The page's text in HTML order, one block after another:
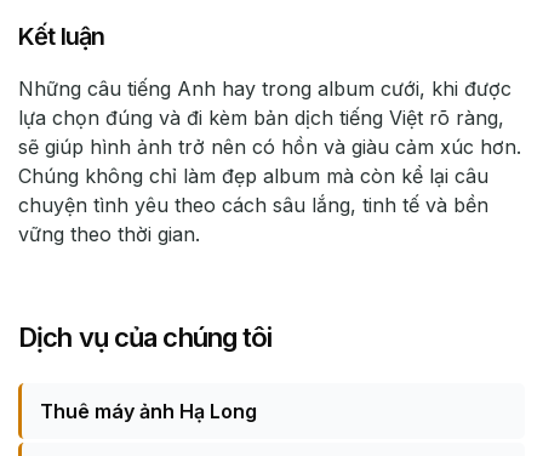
Kết luận
Những câu tiếng Anh hay trong album cưới, khi được
lựa chọn đúng và đi kèm bản dịch tiếng Việt rõ ràng,
sẽ giúp hình ảnh trở nên có hồn và giàu cảm xúc hơn.
Chúng không chỉ làm đẹp album mà còn kể lại câu
chuyện tình yêu theo cách sâu lắng, tinh tế và bền
vững theo thời gian.
Dịch vụ của chúng tôi
Thuê máy ảnh Hạ Long